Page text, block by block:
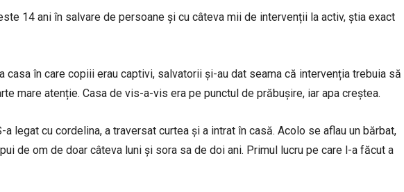
14 ani în salvare de persoane și cu câteva mii de intervenții la activ, știa exact
casa în care copiii erau captivi, salvatorii și-au dat seama că intervenția trebuia să
mare atenție. Casa de vis-a-vis era pe punctul de prăbușire, iar apa creștea.
a legat cu cordelina, a traversat curtea și a intrat în casă. Acolo se aflau un bărbat,
de om de doar câteva luni și sora sa de doi ani. Primul lucru pe care l-a făcut a